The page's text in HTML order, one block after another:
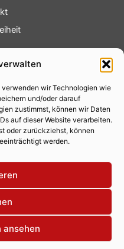
verwenden wir Technologien wie
und/oder darauf
zustimmst, können wir Daten
auf dieser Website verarbeiten.
oder zurückziehst, können
werden.
ansehen